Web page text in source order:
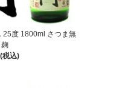
25度 1800ml さつま無
麹
税込)